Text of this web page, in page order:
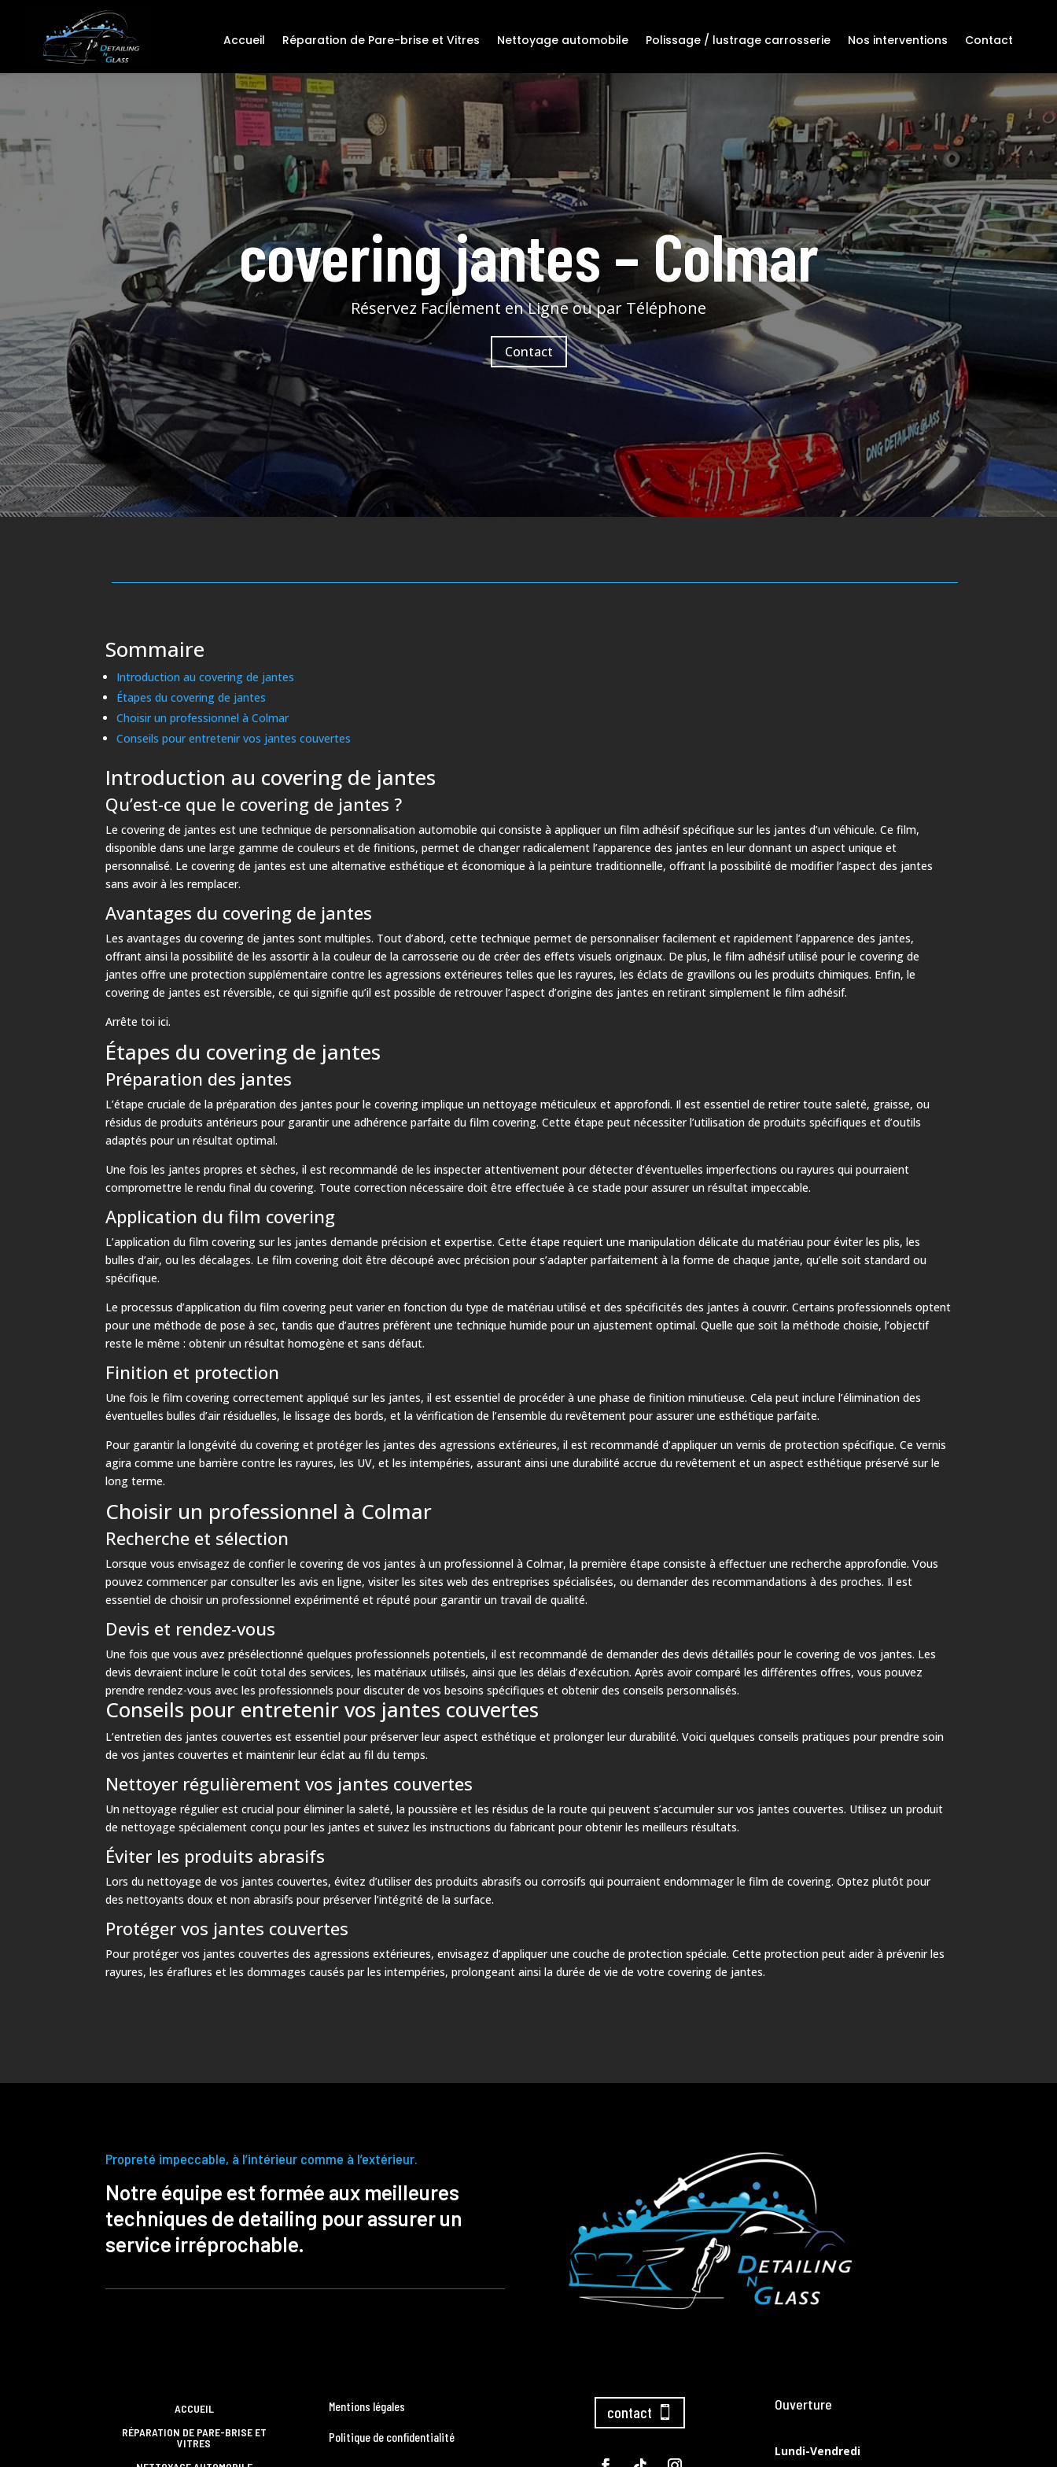
Accueil Réparation de Pare-brise et Vitres Nettoyage automobile Polissage / lustrage carrosserie Nos interventions Contact
covering jantes – Colmar
Réservez Facilement en Ligne ou par Téléphone
Contact
Sommaire
Introduction au covering de jantes
Étapes du covering de jantes
Choisir un professionnel à Colmar
Conseils pour entretenir vos jantes couvertes
Introduction au covering de jantes
Qu’est-ce que le covering de jantes ?
Le covering de jantes est une technique de personnalisation automobile qui consiste à appliquer un film adhésif spécifique sur les jantes d’un véhicule. Ce film,
disponible dans une large gamme de couleurs et de finitions, permet de changer radicalement l’apparence des jantes en leur donnant un aspect unique et
personnalisé. Le covering de jantes est une alternative esthétique et économique à la peinture traditionnelle, offrant la possibilité de modifier l’aspect des jantes
sans avoir à les remplacer.
Avantages du covering de jantes
Les avantages du covering de jantes sont multiples. Tout d’abord, cette technique permet de personnaliser facilement et rapidement l’apparence des jantes,
offrant ainsi la possibilité de les assortir à la couleur de la carrosserie ou de créer des effets visuels originaux. De plus, le film adhésif utilisé pour le covering de
jantes offre une protection supplémentaire contre les agressions extérieures telles que les rayures, les éclats de gravillons ou les produits chimiques. Enfin, le
covering de jantes est réversible, ce qui signifie qu’il est possible de retrouver l’aspect d’origine des jantes en retirant simplement le film adhésif.
Arrête toi ici.
Étapes du covering de jantes
Préparation des jantes
L’étape cruciale de la préparation des jantes pour le covering implique un nettoyage méticuleux et approfondi. Il est essentiel de retirer toute saleté, graisse, ou
résidus de produits antérieurs pour garantir une adhérence parfaite du film covering. Cette étape peut nécessiter l’utilisation de produits spécifiques et d’outils
adaptés pour un résultat optimal.
Une fois les jantes propres et sèches, il est recommandé de les inspecter attentivement pour détecter d’éventuelles imperfections ou rayures qui pourraient
compromettre le rendu final du covering. Toute correction nécessaire doit être effectuée à ce stade pour assurer un résultat impeccable.
Application du film covering
L’application du film covering sur les jantes demande précision et expertise. Cette étape requiert une manipulation délicate du matériau pour éviter les plis, les
bulles d’air, ou les décalages. Le film covering doit être découpé avec précision pour s’adapter parfaitement à la forme de chaque jante, qu’elle soit standard ou
spécifique.
Le processus d’application du film covering peut varier en fonction du type de matériau utilisé et des spécificités des jantes à couvrir. Certains professionnels optent
pour une méthode de pose à sec, tandis que d’autres préfèrent une technique humide pour un ajustement optimal. Quelle que soit la méthode choisie, l’objectif
reste le même : obtenir un résultat homogène et sans défaut.
Finition et protection
Une fois le film covering correctement appliqué sur les jantes, il est essentiel de procéder à une phase de finition minutieuse. Cela peut inclure l’élimination des
éventuelles bulles d’air résiduelles, le lissage des bords, et la vérification de l’ensemble du revêtement pour assurer une esthétique parfaite.
Pour garantir la longévité du covering et protéger les jantes des agressions extérieures, il est recommandé d’appliquer un vernis de protection spécifique. Ce vernis
agira comme une barrière contre les rayures, les UV, et les intempéries, assurant ainsi une durabilité accrue du revêtement et un aspect esthétique préservé sur le
long terme.
Choisir un professionnel à Colmar
Recherche et sélection
Lorsque vous envisagez de confier le covering de vos jantes à un professionnel à Colmar, la première étape consiste à effectuer une recherche approfondie. Vous
pouvez commencer par consulter les avis en ligne, visiter les sites web des entreprises spécialisées, ou demander des recommandations à des proches. Il est
essentiel de choisir un professionnel expérimenté et réputé pour garantir un travail de qualité.
Devis et rendez-vous
Une fois que vous avez présélectionné quelques professionnels potentiels, il est recommandé de demander des devis détaillés pour le covering de vos jantes. Les
devis devraient inclure le coût total des services, les matériaux utilisés, ainsi que les délais d’exécution. Après avoir comparé les différentes offres, vous pouvez
prendre rendez-vous avec les professionnels pour discuter de vos besoins spécifiques et obtenir des conseils personnalisés.
Conseils pour entretenir vos jantes couvertes
L’entretien des jantes couvertes est essentiel pour préserver leur aspect esthétique et prolonger leur durabilité. Voici quelques conseils pratiques pour prendre soin
de vos jantes couvertes et maintenir leur éclat au fil du temps.
Nettoyer régulièrement vos jantes couvertes
Un nettoyage régulier est crucial pour éliminer la saleté, la poussière et les résidus de la route qui peuvent s’accumuler sur vos jantes couvertes. Utilisez un produit
de nettoyage spécialement conçu pour les jantes et suivez les instructions du fabricant pour obtenir les meilleurs résultats.
Éviter les produits abrasifs
Lors du nettoyage de vos jantes couvertes, évitez d’utiliser des produits abrasifs ou corrosifs qui pourraient endommager le film de covering. Optez plutôt pour
des nettoyants doux et non abrasifs pour préserver l’intégrité de la surface.
Protéger vos jantes couvertes
Pour protéger vos jantes couvertes des agressions extérieures, envisagez d’appliquer une couche de protection spéciale. Cette protection peut aider à prévenir les
rayures, les éraflures et les dommages causés par les intempéries, prolongeant ainsi la durée de vie de votre covering de jantes.
Propreté impeccable, à l’intérieur comme à l’extérieur.
Notre équipe est formée aux meilleures
techniques de detailing pour assurer un
service irréprochable.
ACCUEIL
RÉPARATION DE PARE-BRISE ET
VITRES
Mentions légales
Politique de confidentialité
contact Ouverture
Lundi-Vendredi